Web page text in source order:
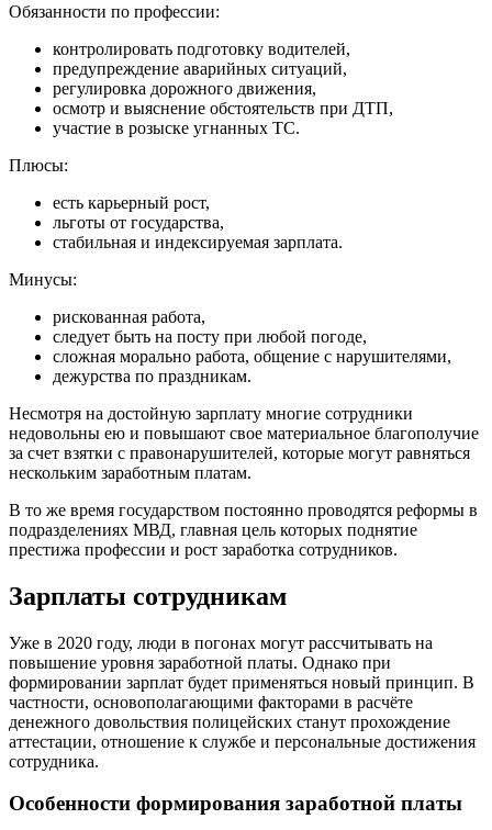
Обязанности по профессии:
контролировать подготовку водителей,
предупреждение аварийных ситуаций,
регулировка дорожного движения,
осмотр и выяснение обстоятельств при ДТП,
участие в розыске угнанных ТС.
Плюсы:
есть карьерный рост,
льготы от государства,
стабильная и индексируемая зарплата.
Минусы:
рискованная работа,
следует быть на посту при любой погоде,
сложная морально работа, общение с нарушителями,
дежурства по праздникам.
Несмотря на достойную зарплату многие сотрудники
недовольны ею и повышают свое материальное благополучие
за счет взятки с правонарушителей, которые могут равняться
нескольким заработным платам.
В то же время государством постоянно проводятся реформы в
подразделениях МВД, главная цель которых поднятие
престижа профессии и рост заработка сотрудников.
Зарплаты сотрудникам
Уже в 2020 году, люди в погонах могут рассчитывать на
повышение уровня заработной платы. Однако при
формировании зарплат будет применяться новый принцип. В
частности, основополагающими факторами в расчёте
денежного довольствия полицейских станут прохождение
аттестации, отношение к службе и персональные достижения
сотрудника.
Особенности формирования заработной платы